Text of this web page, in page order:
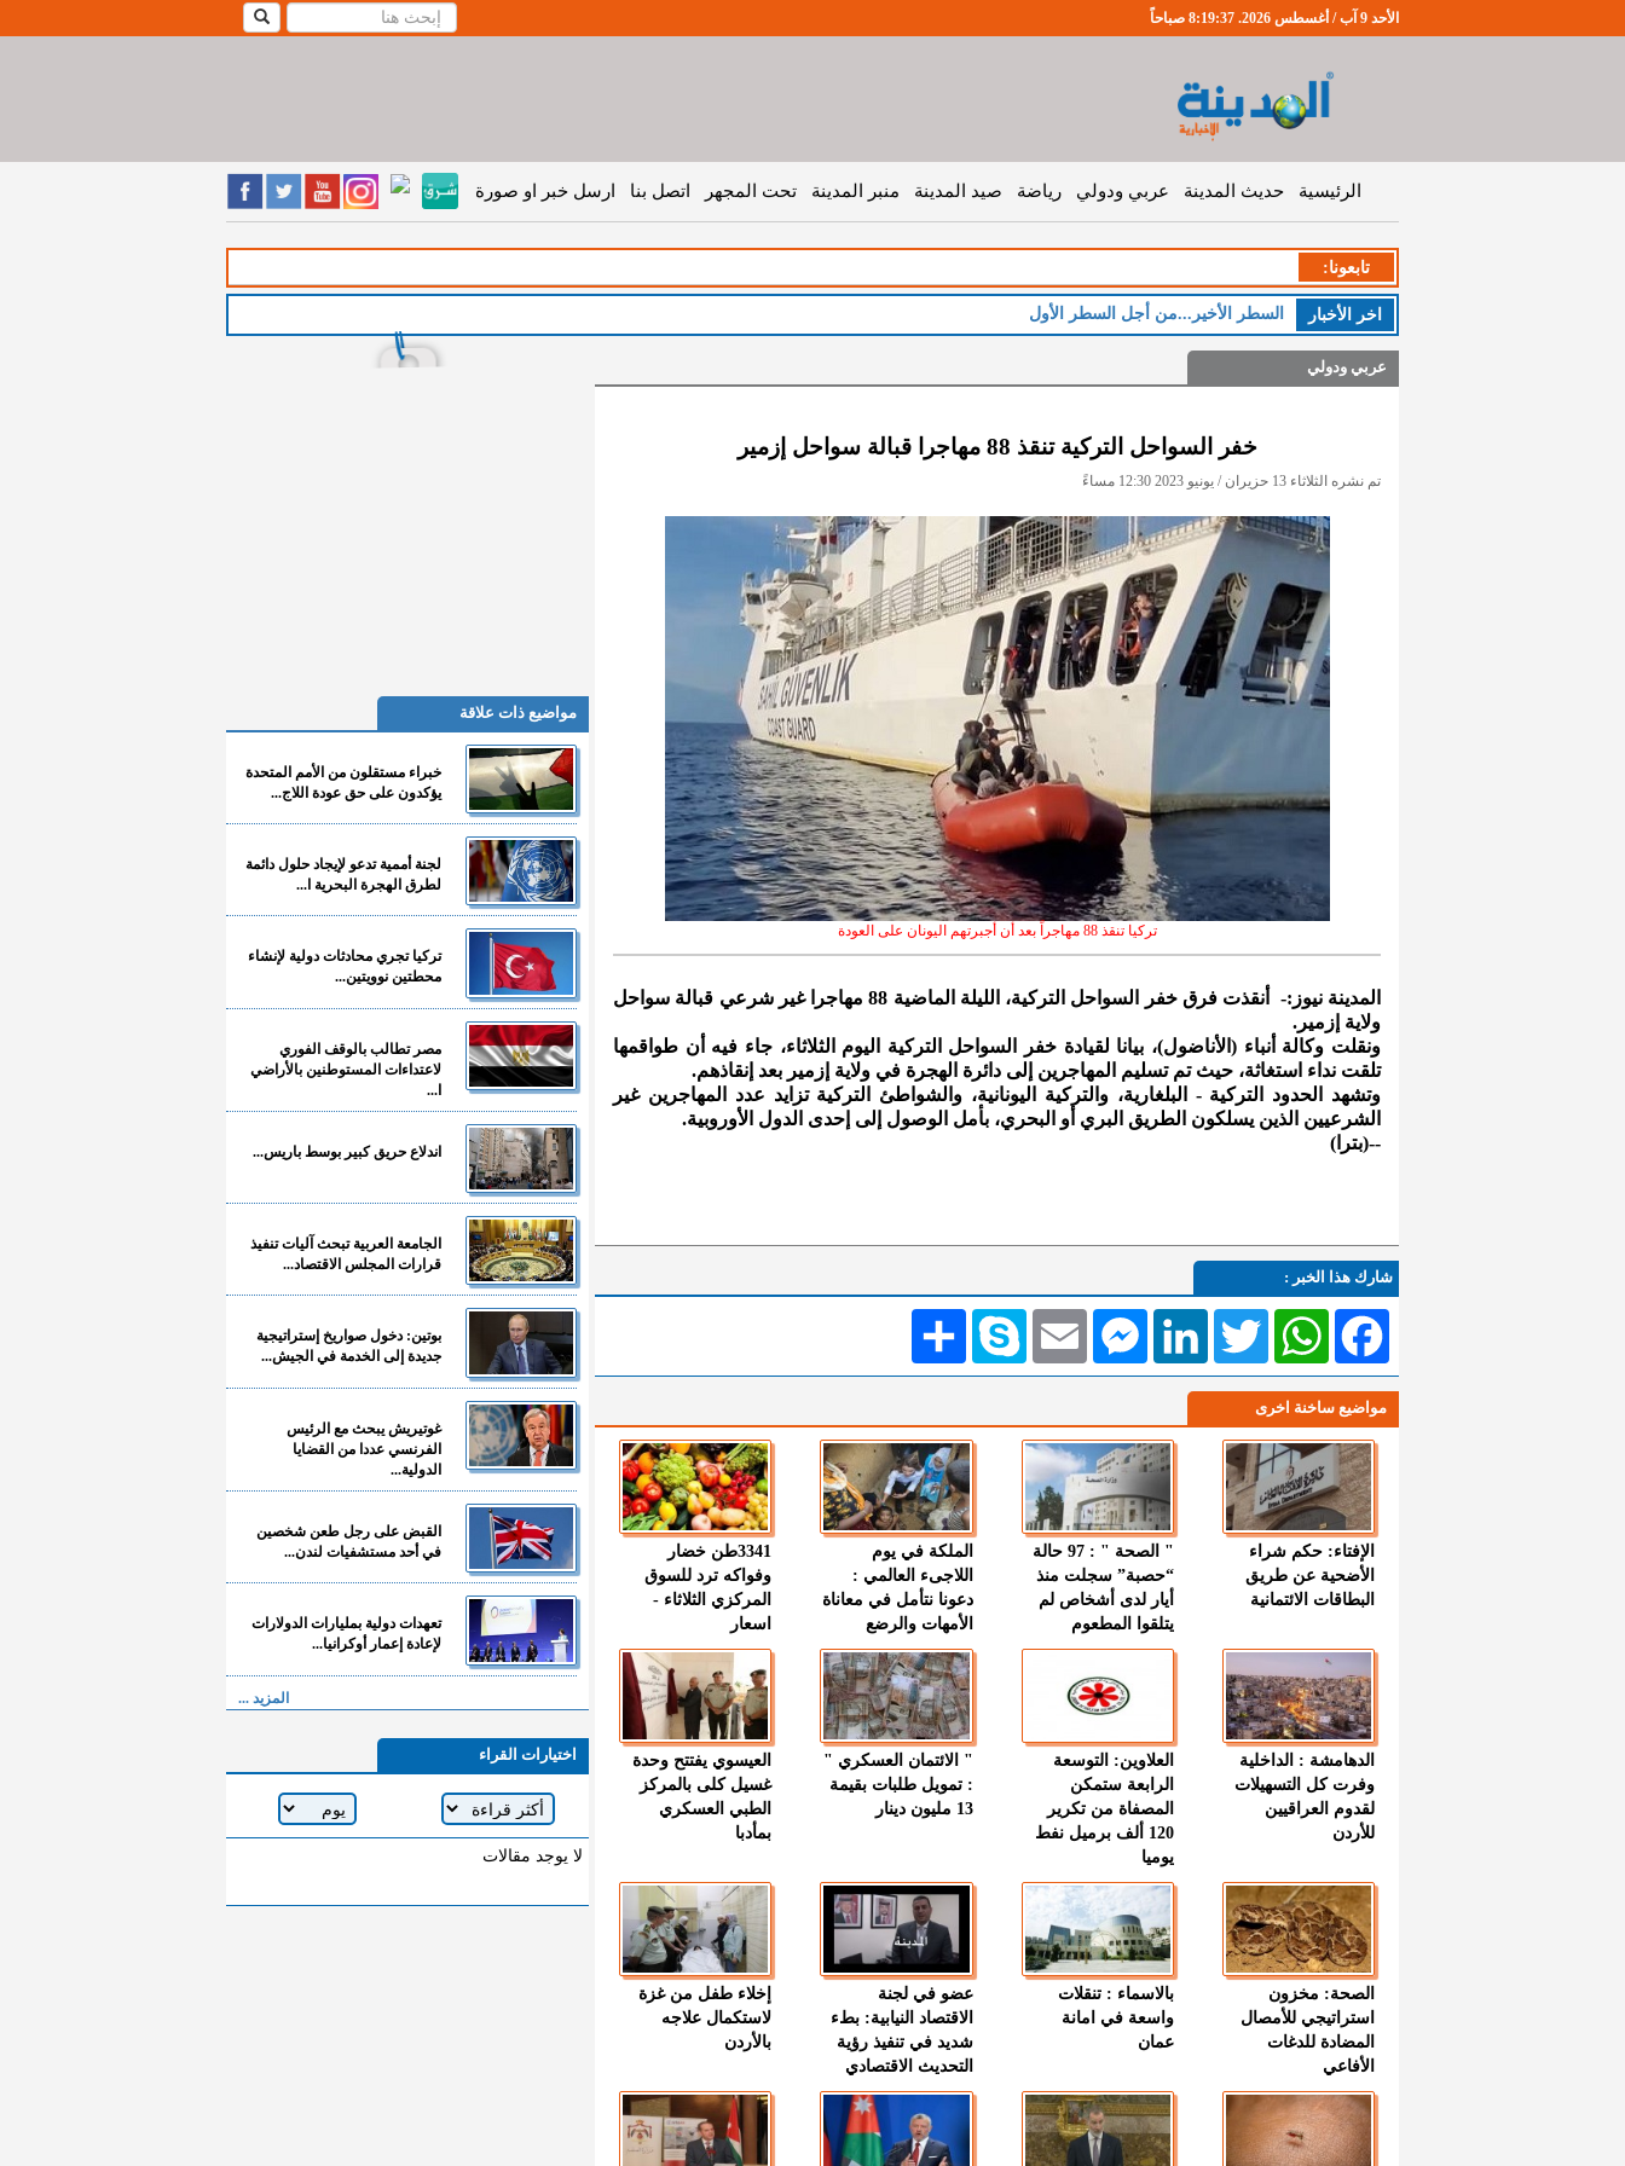
الأحد 9 آب / أغسطس 2026. 8:19:38 صباحاً
الرئيسية حديث المدينة عربي ودولي رياضة صيد المدينة منبر المدينة تحت المجهر اتصل بنا ارسل خبر او صورة
تابعونا:
اخر اﻷخبار الخ
عربي ودولي
خفر السواحل التركية تنقذ 88 مهاجرا قبالة سواحل إزمير
تم نشره الثلاثاء 13 حزيران / يونيو 2023 12:30 مساءً
تركيا تنقذ 88 مهاجراً بعد أن أجبرتهم اليونان على العودة
المدينة نيوز:- أنقذت فرق خفر السواحل التركية، الليلة الماضية 88 مهاجرا غير شرعي قبالة سواحل
ولاية إزمير.
ونقلت وكالة أنباء (الأناضول)، بيانا لقيادة خفر السواحل التركية اليوم الثلاثاء، جاء فيه أن طواقمها
تلقت نداء استغاثة، حيث تم تسليم المهاجرين إلى دائرة الهجرة في ولاية إزمير بعد إنقاذهم.
وتشهد الحدود التركية - البلغارية، والتركية اليونانية، والشواطئ التركية تزايد عدد المهاجرين غير
الشرعيين الذين يسلكون الطريق البري أو البحري، بأمل الوصول إلى إحدى الدول الأوروبية.
--(بترا)
شارك هذا الخبر :
انشر Skype EmailMessengerLinkedIn TwitterWhatsAppFacebook
مواضيع ساخنة اخرى
الإفتاء: حكم شراء
الأضحية عن طريق
البطاقات الائتمانية
" الصحة " : 97 حالة
“حصبة” سجلت منذ
أيار لدى أشخاص لم
يتلقوا المطعوم
الملكة في يوم
اللاجىء العالمي :
دعونا نتأمل في معاناة
الأمهات والرضع
3341طن خضار
وفواكه ترد للسوق
المركزي الثلاثاء -
اسعار
الدهامشة : الداخلية
وفرت كل التسهيلات
لقدوم العراقيين
للأردن
العلاوين: التوسعة
الرابعة ستمكن
المصفاة من تكرير
120 ألف برميل نفط
يوميا
" الائتمان العسكري "
: تمويل طلبات بقيمة
13 مليون دينار
العيسوي يفتتح وحدة
غسيل كلى بالمركز
الطبي العسكري
بمأدبا
الصحة: مخزون
استراتيجي للأمصال
المضادة للدغات
الأفاعي
بالاسماء : تنقلات
واسعة في امانة
عمان
عضو في لجنة
الاقتصاد النيابية: بطء
شديد في تنفيذ رؤية
التحديث الاقتصادي
إخلاء طفل من غزة
لاستكمال علاجه
بالأردن
مواضيع ذات علاقة
خبراء مستقلون من الأمم المتحدة
يؤكدون على حق عودة اللاج...
لجنة أممية تدعو لإيجاد حلول دائمة
لطرق الهجرة البحرية ا...
تركيا تجري محادثات دولية لإنشاء
محطتين نوويتين...
مصر تطالب بالوقف الفوري
لاعتداءات المستوطنين بالأراضي
ا...
اندلاع حريق كبير بوسط باريس...
الجامعة العربية تبحث آليات تنفيذ
قرارات المجلس الاقتصاد...
بوتين: دخول صواريخ إستراتيجية
جديدة إلى الخدمة في الجيش...
غوتيريش يبحث مع الرئيس
الفرنسي عددا من القضايا
الدولية...
القبض على رجل طعن شخصين
في أحد مستشفيات لندن...
تعهدات دولية بمليارات الدولارات
لإعادة إعمار أوكرانيا...
المزيد ...
اختيارات القراء
لا يوجد مقالات